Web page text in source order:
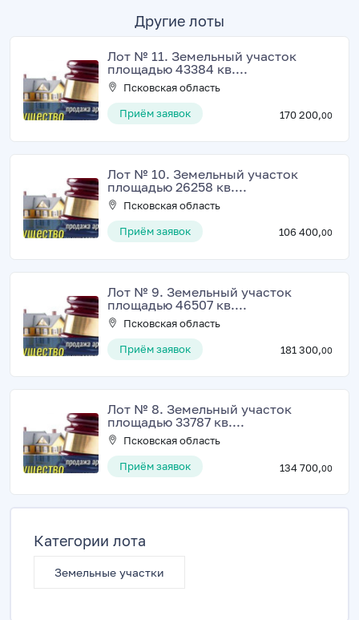
Другие лоты
Лот № 11. Земельный участок
площадью 43384 кв....
Псковская область
Приём заявок
170 200,00
Лот № 10. Земельный участок
площадью 26258 кв....
Псковская область
Приём заявок
106 400,00
Лот № 9. Земельный участок
площадью 46507 кв....
Псковская область
Приём заявок
181 300,00
Лот № 8. Земельный участок
площадью 33787 кв....
Псковская область
Приём заявок
134 700,00
Категории лота
Земельные участки